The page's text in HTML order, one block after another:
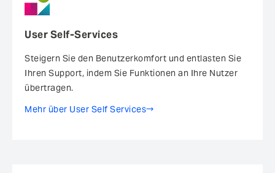
User Self-Services
Steigern Sie den Benutzerkomfort ­und entlasten Sie
Ihren Support, indem Sie Funktionen an Ihre Nutzer
übertragen.
Mehr über User Self Services